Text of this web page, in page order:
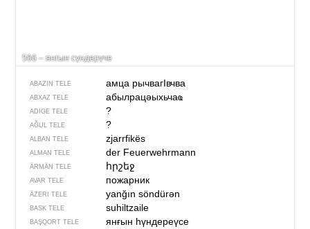
566 – янгын сүндерүче
ABAZIN TELE амца рычвагIвчва
ABXAZ TELE абылрацәыхьчаҩ
ADIGE TELE ?
AĞUL TELE ?
ALBAN TELE zjarrfikës
ALMAN TELE der Feuerwehrmann
ÄRMÄN TELE հրշեջ
AVAR TELE пожарник
ÄZERI TELE yanğın söndürən
BASK TELE suhiltzaile
BAŞQORT TELE янғын һүндереүсе